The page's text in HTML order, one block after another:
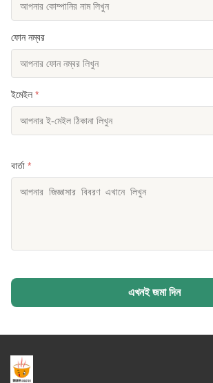
ফোন নম্বর
ইমেইল *
বার্তা *
এখনই জমা দিন